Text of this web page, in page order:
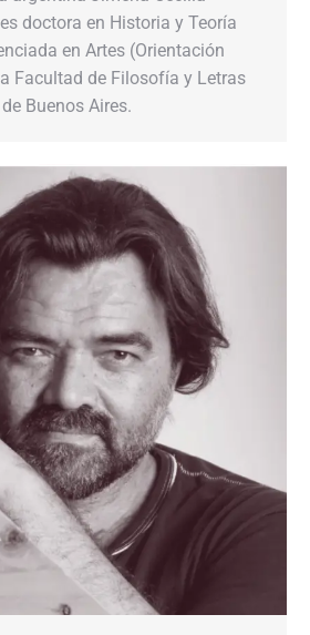
doctora en Historia y Teoría
en Artes (Orientación
Facultad de Filosofía y Letras
Buenos Aires.